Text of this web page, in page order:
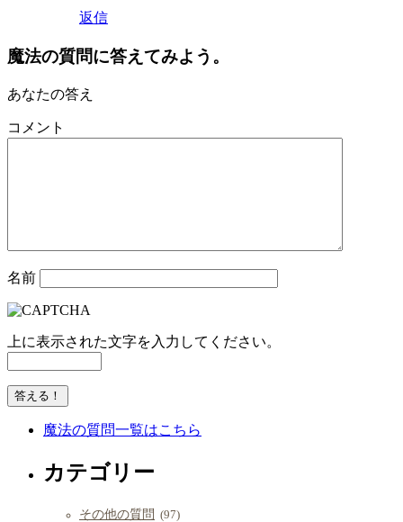
返信
魔法の質問に答えてみよう。
あなたの答え
コメント
名前
上に表示された文字を入力してください。
魔法の質問一覧はこちら
カテゴリー
その他の質問 (97)